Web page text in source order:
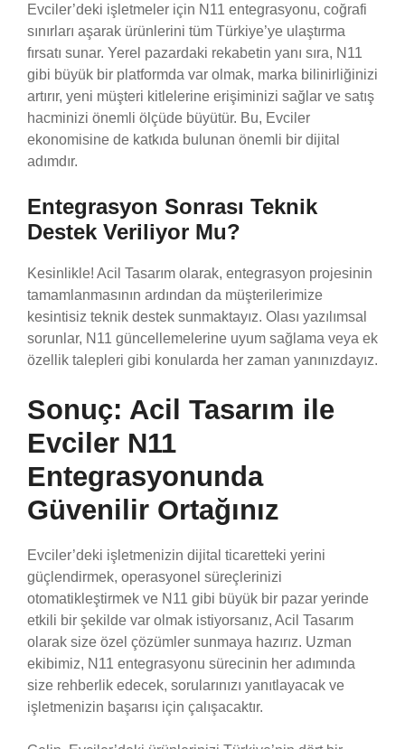
Evciler’deki işletmeler için N11 entegrasyonu, coğrafi
sınırları aşarak ürünlerini tüm Türkiye’ye ulaştırma
fırsatı sunar. Yerel pazardaki rekabetin yanı sıra, N11
gibi büyük bir platformda var olmak, marka bilinirliğinizi
artırır, yeni müşteri kitlelerine erişiminizi sağlar ve satış
hacminizi önemli ölçüde büyütür. Bu, Evciler
ekonomisine de katkıda bulunan önemli bir dijital
adımdır.
Entegrasyon Sonrası Teknik
Destek Veriliyor Mu?
Kesinlikle! Acil Tasarım olarak, entegrasyon projesinin
tamamlanmasının ardından da müşterilerimize
kesintisiz teknik destek sunmaktayız. Olası yazılımsal
sorunlar, N11 güncellemelerine uyum sağlama veya ek
özellik talepleri gibi konularda her zaman yanınızdayız.
Sonuç: Acil Tasarım ile
Evciler N11
Entegrasyonunda
Güvenilir Ortağınız
Evciler’deki işletmenizin dijital ticaretteki yerini
güçlendirmek, operasyonel süreçlerinizi
otomatikleştirmek ve N11 gibi büyük bir pazar yerinde
etkili bir şekilde var olmak istiyorsanız, Acil Tasarım
olarak size özel çözümler sunmaya hazırız. Uzman
ekibimiz, N11 entegrasyonu sürecinin her adımında
size rehberlik edecek, sorularınızı yanıtlayacak ve
işletmenizin başarısı için çalışacaktır.